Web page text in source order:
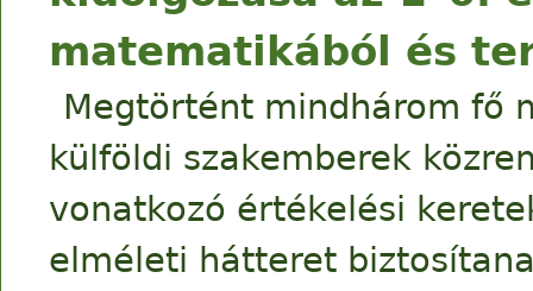
matematikából és
Megtörtént mindhárom fő
külföldi szakemberek
vonatkozó értékelési
elméleti hátteret